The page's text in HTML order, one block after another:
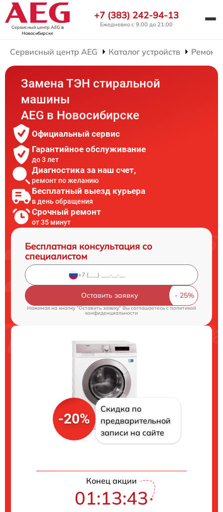
Сервисный центр AEG в
Новосибирске
+7 (383) 242-94-13
Ежедневно с 9:00 до 21:00
Сервисный центр AEG Каталог устройств Ремонт
Замена ТЭН стиральной
машины
AEG в Новосибирске
Официальный сервис
Гарантийное обслуживание
до 3 лет
Диагностика за наш счет,
ремонт по желанию
Бесплатный выезд курьера
в день обращения
Срочный ремонт
от 35 минут
Бесплатная консультация со
специалистом
Оставить заявку
Нажимая на кнопку "Оставить заявку" Вы соглашаетесь cполитикой
конфиденциальности
-20%
Скидка по
предварительной
записи на сайте
Конец акции
01:13:42